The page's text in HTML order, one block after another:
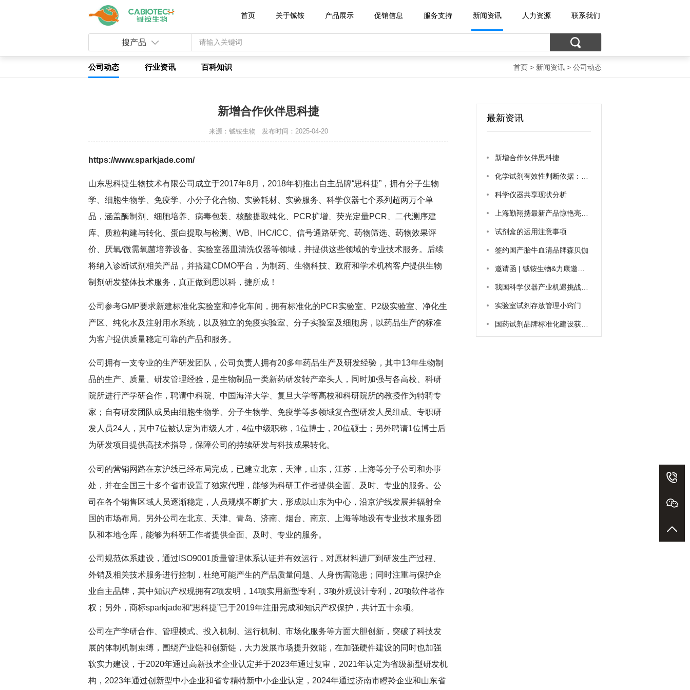
首页 关于铖铵 产品展示 促销信息 服务支持 新闻资讯 人力资源 联系我们
搜产品
新闻资讯
首页 > 新闻资讯 > 公司动态
公司动态 行业资讯 百科知识
新增合作伙伴思科捷
来源：铖铵生物 发布时间：2025-04-20
https://www.sparkjade.com/
山东思科捷生物技术有限公司成立于2017年8月，2018年初推出自主品牌“思科捷”，拥有分子生物
学、细胞生物学、免疫学、小分子化合物、实验耗材、实验服务、科学仪器七个系列超两万个单
品，涵盖酶制剂、细胞培养、病毒包装、核酸提取纯化、PCR扩增、荧光定量PCR、二代测序建
库、质粒构建与转化、蛋白提取与检测、WB、IHC/ICC、信号通路研究、药物筛选、药物效果评
价、厌氧/微需氧菌培养设备、实验室器皿清洗仪器等领域，并提供这些领域的专业技术服务。后续
将纳入诊断试剂相关产品，并搭建CDMO平台，为制药、生物科技、政府和学术机构客户提供生物
制剂研发整体技术服务，真正做到思以科，捷所成！
公司参考GMP要求新建标准化实验室和净化车间，拥有标准化的PCR实验室、P2级实验室、净化生
产区、纯化水及注射用水系统，以及独立的免疫实验室、分子实验室及细胞房，以药品生产的标准
为客户提供质量稳定可靠的产品和服务。
公司拥有一支专业的生产研发团队，公司负责人拥有20多年药品生产及研发经验，其中13年生物制
品的生产、质量、研发管理经验，是生物制品一类新药研发转产牵头人，同时加强与各高校、科研
院所进行产学研合作，聘请中科院、中国海洋大学、复旦大学等高校和科研院所的教授作为特聘专
家；自有研发团队成员由细胞生物学、分子生物学、免疫学等多领域复合型研发人员组成。专职研
发人员24人，其中7位被认定为市级人才，4位中级职称，1位博士，20位硕士；另外聘请1位博士后
为研发项目提供高技术指导，保障公司的持续研发与科技成果转化。
公司的营销网路在京沪线已经布局完成，已建立北京，天津，山东，江苏，上海等分子公司和办事
处，并在全国三十多个省市设置了独家代理，能够为科研工作者提供全面、及时、专业的服务。公
司在各个销售区域人员逐渐稳定，人员规模不断扩大，形成以山东为中心，沿京沪线发展并辐射全
国的市场布局。另外公司在北京、天津、青岛、济南、烟台、南京、上海等地设有专业技术服务团
队和本地仓库，能够为科研工作者提供全面、及时、专业的服务。
公司规范体系建设，通过ISO9001质量管理体系认证并有效运行，对原材料进厂到研发生产过程、
外销及相关技术服务进行控制，杜绝可能产生的产品质量问题、人身伤害隐患；同时注重与保护企
业自主品牌，其中知识产权现拥有2项发明，14项实用新型专利，3项外观设计专利，20项软件著作
权；另外，商标sparkjade和“思科捷”已于2019年注册完成和知识产权保护，共计五十余项。
公司在产学研合作、管理模式、投入机制、运行机制、市场化服务等方面大胆创新，突破了科技发
展的体制机制束缚，围绕产业链和创新链，大力发展市场提升效能，在加强硬件建设的同时也加强
软实力建设，于2020年通过高新技术企业认定并于2023年通过复审，2021年认定为省级新型研发机
构，2023年通过创新型中小企业和省专精特新中小企业认定，2024年通过济南市瞪羚企业和山东省
最新资讯
新增合作伙伴思科捷
科学仪器共享现状分析
试剂盒的运用注意事项
签约国产胎牛血清品牌森贝伽
实验室试剂存放管理小窍门